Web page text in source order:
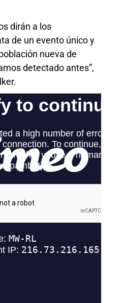
dirán a los
de un evento único y
nueva de
detectado antes”,